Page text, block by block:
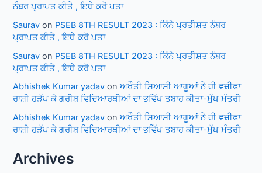
ਨੰਬਰ ਪ੍ਰਾਪਤ ਕੀਤੇ , ਇਥੇ ਕਰੋ ਪਤਾ
Saurav on PSEB 8TH RESULT 2023 : ਕਿੰਨੇ ਪ੍ਰਤੀਸ਼ਤ ਨੰਬਰ
ਪ੍ਰਾਪਤ ਕੀਤੇ , ਇਥੇ ਕਰੋ ਪਤਾ
Saurav on PSEB 8TH RESULT 2023 : ਕਿੰਨੇ ਪ੍ਰਤੀਸ਼ਤ ਨੰਬਰ
ਪ੍ਰਾਪਤ ਕੀਤੇ , ਇਥੇ ਕਰੋ ਪਤਾ
Abhishek Kumar yadav onਅਖੌਤੀ ਸਿਆਸੀ ਆਗੂਆਂ ਨੇ ਹੀ ਵਜ਼ੀਫਾ
ਰਾਸ਼ੀ ਹੜੱਪ ਕੇ ਗਰੀਬ ਵਿਦਿਆਰਥੀਆਂ ਦਾ ਭਵਿੱਖ ਤਬਾਹ ਕੀਤਾ-ਮੁੱਖ ਮੰਤਰੀ
Abhishek Kumar yadav onਅਖੌਤੀ ਸਿਆਸੀ ਆਗੂਆਂ ਨੇ ਹੀ ਵਜ਼ੀਫਾ
ਰਾਸ਼ੀ ਹੜੱਪ ਕੇ ਗਰੀਬ ਵਿਦਿਆਰਥੀਆਂ ਦਾ ਭਵਿੱਖ ਤਬਾਹ ਕੀਤਾ-ਮੁੱਖ ਮੰਤਰੀ
Archives